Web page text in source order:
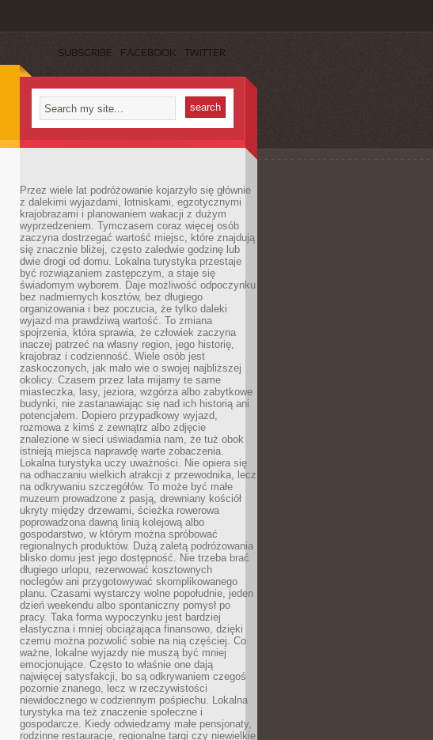
SUBSCRIBE FACEBOOK TWITTER
Przez wiele lat podróżowanie kojarzyło się głównie
z dalekimi wyjazdami, lotniskami, egzotycznymi
krajobrazami i planowaniem wakacji z dużym
wyprzedzeniem. Tymczasem coraz więcej osób
zaczyna dostrzegać wartość miejsc, które znajdują
się znacznie bliżej, często zaledwie godzinę lub
dwie drogi od domu. Lokalna turystyka przestaje
być rozwiązaniem zastępczym, a staje się
świadomym wyborem. Daje możliwość odpoczynku
bez nadmiernych kosztów, bez długiego
organizowania i bez poczucia, że tylko daleki
wyjazd ma prawdziwą wartość. To zmiana
spojrzenia, która sprawia, że człowiek zaczyna
inaczej patrzeć na własny region, jego historię,
krajobraz i codzienność. Wiele osób jest
zaskoczonych, jak mało wie o swojej najbliższej
okolicy. Czasem przez lata mijamy te same
miasteczka, lasy, jeziora, wzgórza albo zabytkowe
budynki, nie zastanawiając się nad ich historią ani
potencjałem. Dopiero przypadkowy wyjazd,
rozmowa z kimś z zewnątrz albo zdjęcie
znalezione w sieci uświadamia nam, że tuż obok
istnieją miejsca naprawdę warte zobaczenia.
Lokalna turystyka uczy uważności. Nie opiera się
na odhaczaniu wielkich atrakcji z przewodnika, lecz
na odkrywaniu szczegółów. To może być małe
muzeum prowadzone z pasją, drewniany kościół
ukryty między drzewami, ścieżka rowerowa
poprowadzona dawną linią kolejową albo
gospodarstwo, w którym można spróbować
regionalnych produktów. Dużą zaletą podróżowania
blisko domu jest jego dostępność. Nie trzeba brać
długiego urlopu, rezerwować kosztownych
noclegów ani przygotowywać skomplikowanego
planu. Czasami wystarczy wolne popołudnie, jeden
dzień weekendu albo spontaniczny pomysł po
pracy. Taka forma wypoczynku jest bardziej
elastyczna i mniej obciążająca finansowo, dzięki
czemu można pozwolić sobie na nią częściej. Co
ważne, lokalne wyjazdy nie muszą być mniej
emocjonujące. Często to właśnie one dają
najwięcej satysfakcji, bo są odkrywaniem czegoś
pozornie znanego, lecz w rzeczywistości
niewidocznego w codziennym pośpiechu. Lokalna
turystyka ma też znaczenie społeczne i
gospodarcze. Kiedy odwiedzamy małe pensjonaty,
rodzinne restauracje, regionalne targi czy niewielkie